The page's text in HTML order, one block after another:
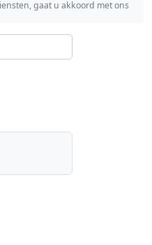
gaat u akkoord met ons